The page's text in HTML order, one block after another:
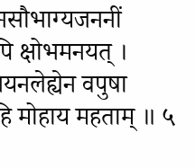
क्षोभमनयत् ।
वपुषा
मोहाय महताम् ॥ ५